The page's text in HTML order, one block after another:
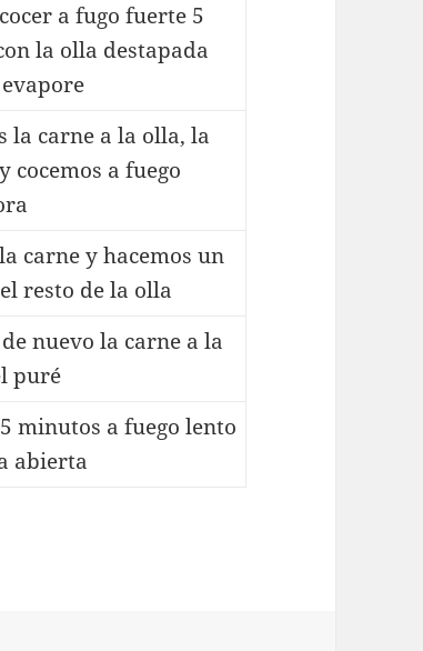
a fugo fuerte 5
la olla destapada
la carne a la olla, la
cocemos a fuego
carne y hacemos un
resto de la olla
nuevo la carne a la
puré
minutos a fuego lento
abierta